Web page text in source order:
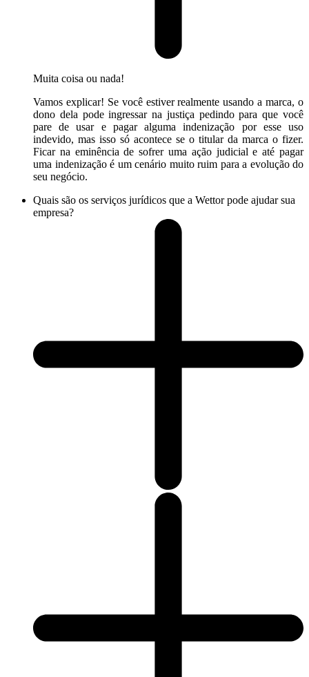
Muita coisa ou nada!
Vamos explicar! Se você estiver realmente usando a marca, o
dono dela pode ingressar na justiça pedindo para que você
pare de usar e pagar alguma indenização por esse uso
indevido, mas isso só acontece se o titular da marca o fizer.
Ficar na eminência de sofrer uma ação judicial e até pagar
uma indenização é um cenário muito ruim para a evolução do
seu negócio.
Quais são os serviços jurídicos que a Wettor pode ajudar sua
empresa?